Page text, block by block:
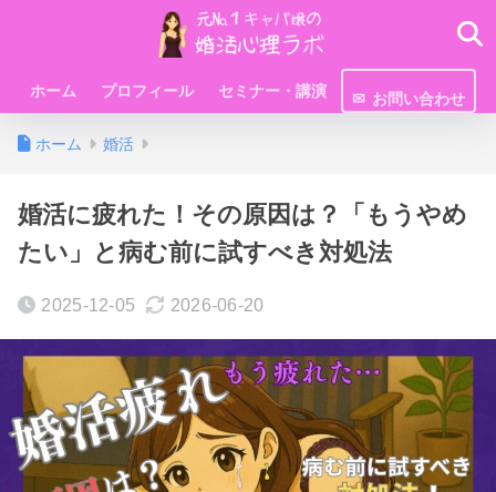
ホーム プロフィール セミナー・講演 お問い合わせ
ホーム 婚活
婚活に疲れた！その原因は？「もうやめ
たい」と病む前に試すべき対処法
2025-12-05 2026-06-20